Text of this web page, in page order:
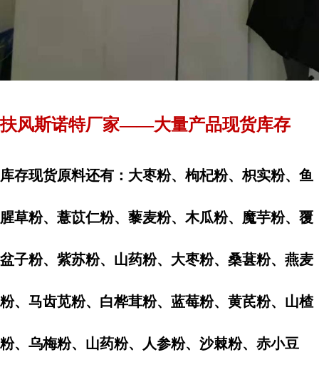
扶风斯诺特厂家——大量产品现货库存
库存现货原料还有：大枣粉、枸杞粉、枳实粉、鱼
腥草粉、薏苡仁粉、藜麦粉、木瓜粉、魔芋粉、覆
盆子粉、紫苏粉、山药粉、大枣粉、桑葚粉、燕麦
粉、马齿苋粉、白桦茸粉、蓝莓粉、黄芪粉、山楂
粉、乌梅粉、山药粉、人参粉、沙棘粉、赤小豆